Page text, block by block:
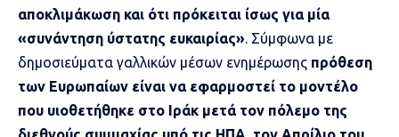
αποκλιμάκωση και ότι πρόκειται ίσως για μία
«συνάντηση ύστατης ευκαιρίας». Σύμφωνα με
δημοσιεύματα γαλλικών μέσων ενημέρωσης πρόθεση
των Ευρωπαίων είναι να εφαρμοστεί το μοντέλο
που υιοθετήθηκε στο Ιράκ μετά τον πόλεμο της